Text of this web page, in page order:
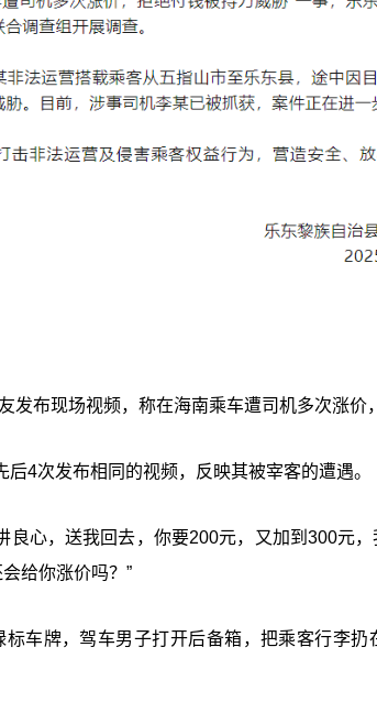
发布现场视频，称在海南乘车遭司机多次涨价
4次发布相同的视频，反映其被宰客的遭遇。
良心，送我回去，你要200元，又加到300元
给你涨价吗？”
车牌，驾车男子打开后备箱，把乘客行李